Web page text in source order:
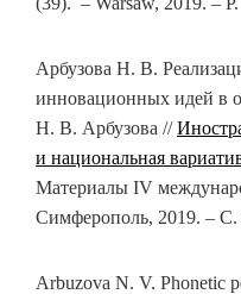
Арбузова Н. В.
инновационных идей в
Н. В. Арбузова //
и национальная
Материалы IV
Симферополь, 2019. – С.
Arbuzova N. V. Phonetic